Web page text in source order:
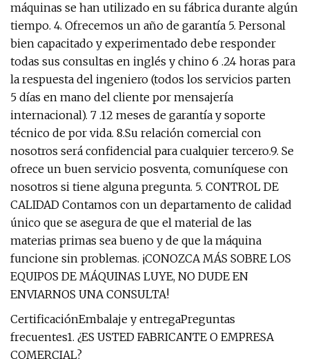
máquinas se han utilizado en su fábrica durante algún
tiempo. 4. Ofrecemos un año de garantía 5. Personal
bien capacitado y experimentado debe responder
todas sus consultas en inglés y chino 6 .24 horas para
la respuesta del ingeniero (todos los servicios parten
5 días en mano del cliente por mensajería
internacional). 7 .12 meses de garantía y soporte
técnico de por vida. 8.Su relación comercial con
nosotros será confidencial para cualquier tercero.9. Se
ofrece un buen servicio posventa, comuníquese con
nosotros si tiene alguna pregunta. 5. CONTROL DE
CALIDAD Contamos con un departamento de calidad
único que se asegura de que el material de las
materias primas sea bueno y de que la máquina
funcione sin problemas. ¡CONOZCA MÁS SOBRE LOS
EQUIPOS DE MÁQUINAS LUYE, NO DUDE EN
ENVIARNOS UNA CONSULTA!
CertificaciónEmbalaje y entregaPreguntas
frecuentes1. ¿ES USTED FABRICANTE O EMPRESA
COMERCIAL?